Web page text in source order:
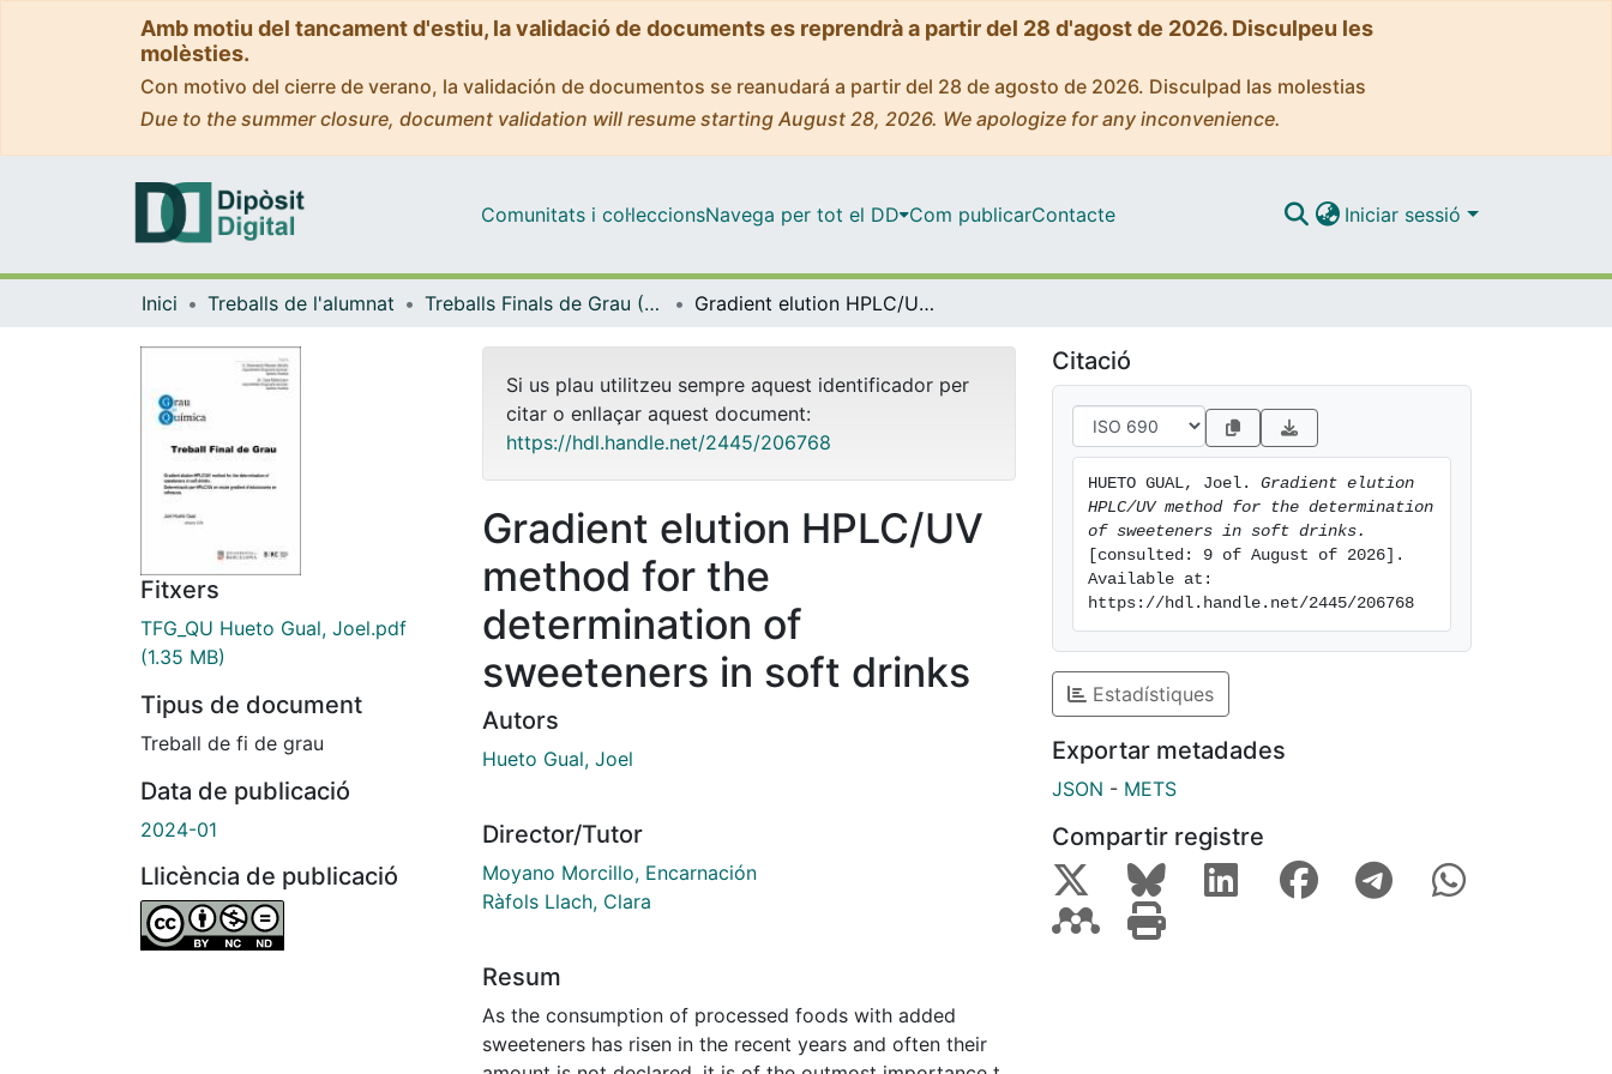
Amb motiu del tancament d'estiu, la validació de documents es reprendrà a partir del 28 d'agost de 2026. Disculpeu les
molèsties.
Con motivo del cierre de verano, la validación de documentos se reanudará a partir del 28 de agosto de 2026. Disculpad las molestias
Due to the summer closure, document validation will resume starting August 28, 2026. We apologize for any inconvenience.
Comunitats i col·leccionsNavega per tot el DD Com publicarContacte Iniciar sessió
Inici Treballs de l'alumnat Treballs Finals de Grau (TFG) - Química Gradient elution HPLC/UV method for the determination of sweeteners in soft drinks
Fitxers
TFG_QU Hueto Gual, Joel.pdf
(1.35 MB)
Tipus de document
Treball de fi de grau
Data de publicació
2024-01
Llicència de publicació
Si us plau utilitzeu sempre aquest identificador per
citar o enllaçar aquest document:
https://hdl.handle.net/2445/206768
Gradient elution HPLC/UV
method for the
determination of
sweeteners in soft drinks
Autors
Hueto Gual, Joel
Director/Tutor
Moyano Morcillo, Encarnación
Ràfols Llach, Clara
Resum
As the consumption of processed foods with added
sweeteners has risen in the recent years and often their
Citació
HUETO GUAL, Joel. Gradient elution
HPLC/UV method for the determination
of sweeteners in soft drinks.
[consulted: 9 of August of 2026].
Available at:
https://hdl.handle.net/2445/206768
Estadístiques
Exportar metadades
JSON - METS
Compartir registre